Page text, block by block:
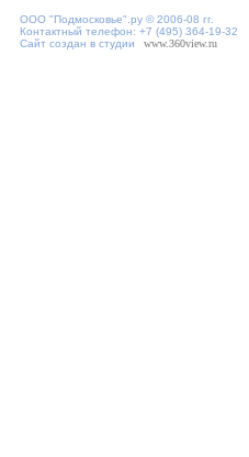
ООО "Подмосковье" .ру © 2006-08 гг.
Контактный телефон: +7 (495) 364-19-32
Сайт создан в студии
www.360view.ru